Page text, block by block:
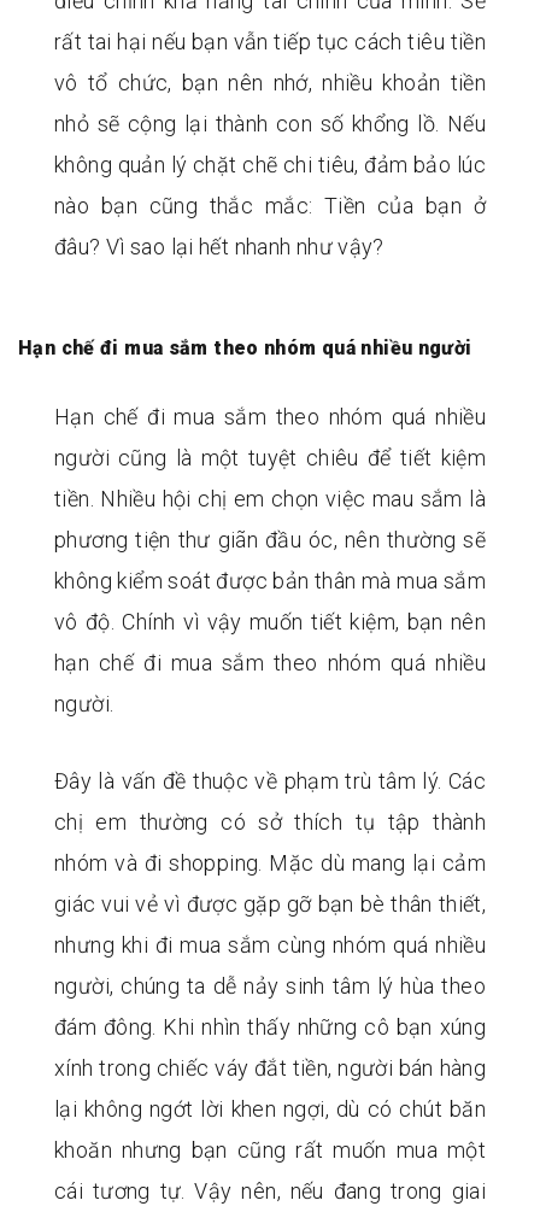
rất tai hại nếu bạn vẫn tiếp tục cách tiêu tiền
vô tổ chức, bạn nên nhớ, nhiều khoản tiền
nhỏ sẽ cộng lại thành con số khổng lồ. Nếu
không quản lý chặt chẽ chi tiêu, đảm bảo lúc
nào bạn cũng thắc mắc: Tiền của bạn ở
đâu? Vì sao lại hết nhanh như vậy?
Hạn chế đi mua sắm theo nhóm quá nhiều người
Hạn chế đi mua sắm theo nhóm quá nhiều
người cũng là một tuyệt chiêu để tiết kiệm
tiền. Nhiều hội chị em chọn việc mau sắm là
phương tiện thư giãn đầu óc, nên thường sẽ
không kiểm soát được bản thân mà mua sắm
vô độ. Chính vì vậy muốn tiết kiệm, bạn nên
hạn chế đi mua sắm theo nhóm quá nhiều
người.
Đây là vấn đề thuộc về phạm trù tâm lý. Các
chị em thường có sở thích tụ tập thành
nhóm và đi shopping. Mặc dù mang lại cảm
giác vui vẻ vì được gặp gỡ bạn bè thân thiết,
nhưng khi đi mua sắm cùng nhóm quá nhiều
người, chúng ta dễ nảy sinh tâm lý hùa theo
đám đông. Khi nhìn thấy những cô bạn xúng
xính trong chiếc váy đắt tiền, người bán hàng
lại không ngớt lời khen ngợi, dù có chút băn
khoăn nhưng bạn cũng rất muốn mua một
cái tương tự. Vậy nên, nếu đang trong giai